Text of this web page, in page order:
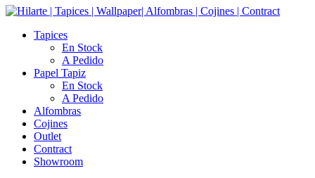
Tapices
En Stock
A Pedido
Papel Tapiz
En Stock
A Pedido
Alfombras
Cojines
Outlet
Contract
Showroom